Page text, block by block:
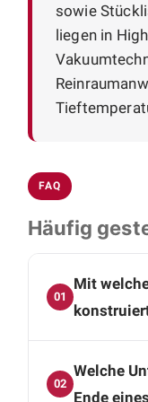
sowie
liegen in
FAQ
Häufig
01
Mit
Autodesk
CAD-Daten,
02
Welche
Ende